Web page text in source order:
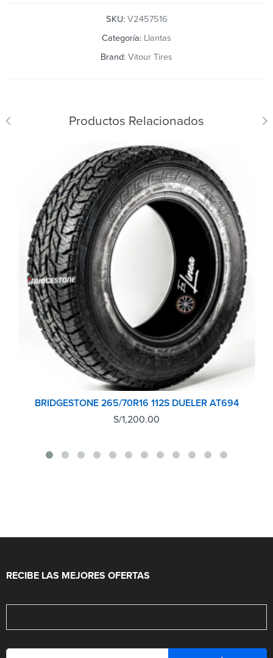
SKU: V2457516
Categoría: Llantas
Brand: Vitour Tires
Productos Relacionados
BRIDGESTONE 265/70R16 112S DUELER AT694
S/1,200.00
RECIBE LAS MEJORES OFERTAS